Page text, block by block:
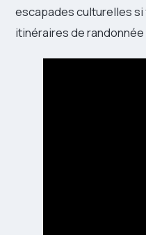
escapades culturelles
itinéraires de